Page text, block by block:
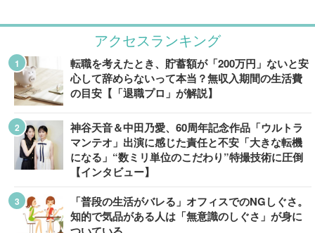
アクセスランキング
転職を考えたとき、貯蓄額が「200万円」ないと安
心して辞めらないって本当？無収入期間の生活費
の目安【「退職プロ」が解説】
神谷天音＆中田乃愛、60周年記念作品「ウルトラ
マンテオ」出演に感じた責任と不安「大きな転機
になる」“数ミリ単位のこだわり”特撮技術に圧倒
【インタビュー】
「普段の生活がバレる」オフィスでのNGしぐさ。
知的で気品がある人は「無意識のしぐさ」が身に